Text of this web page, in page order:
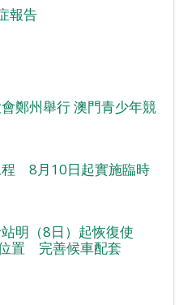
報告
鄭州舉行 澳門青少年競
程 8月10日起實施臨時
明（8日）起恢復使
置 完善候車配套